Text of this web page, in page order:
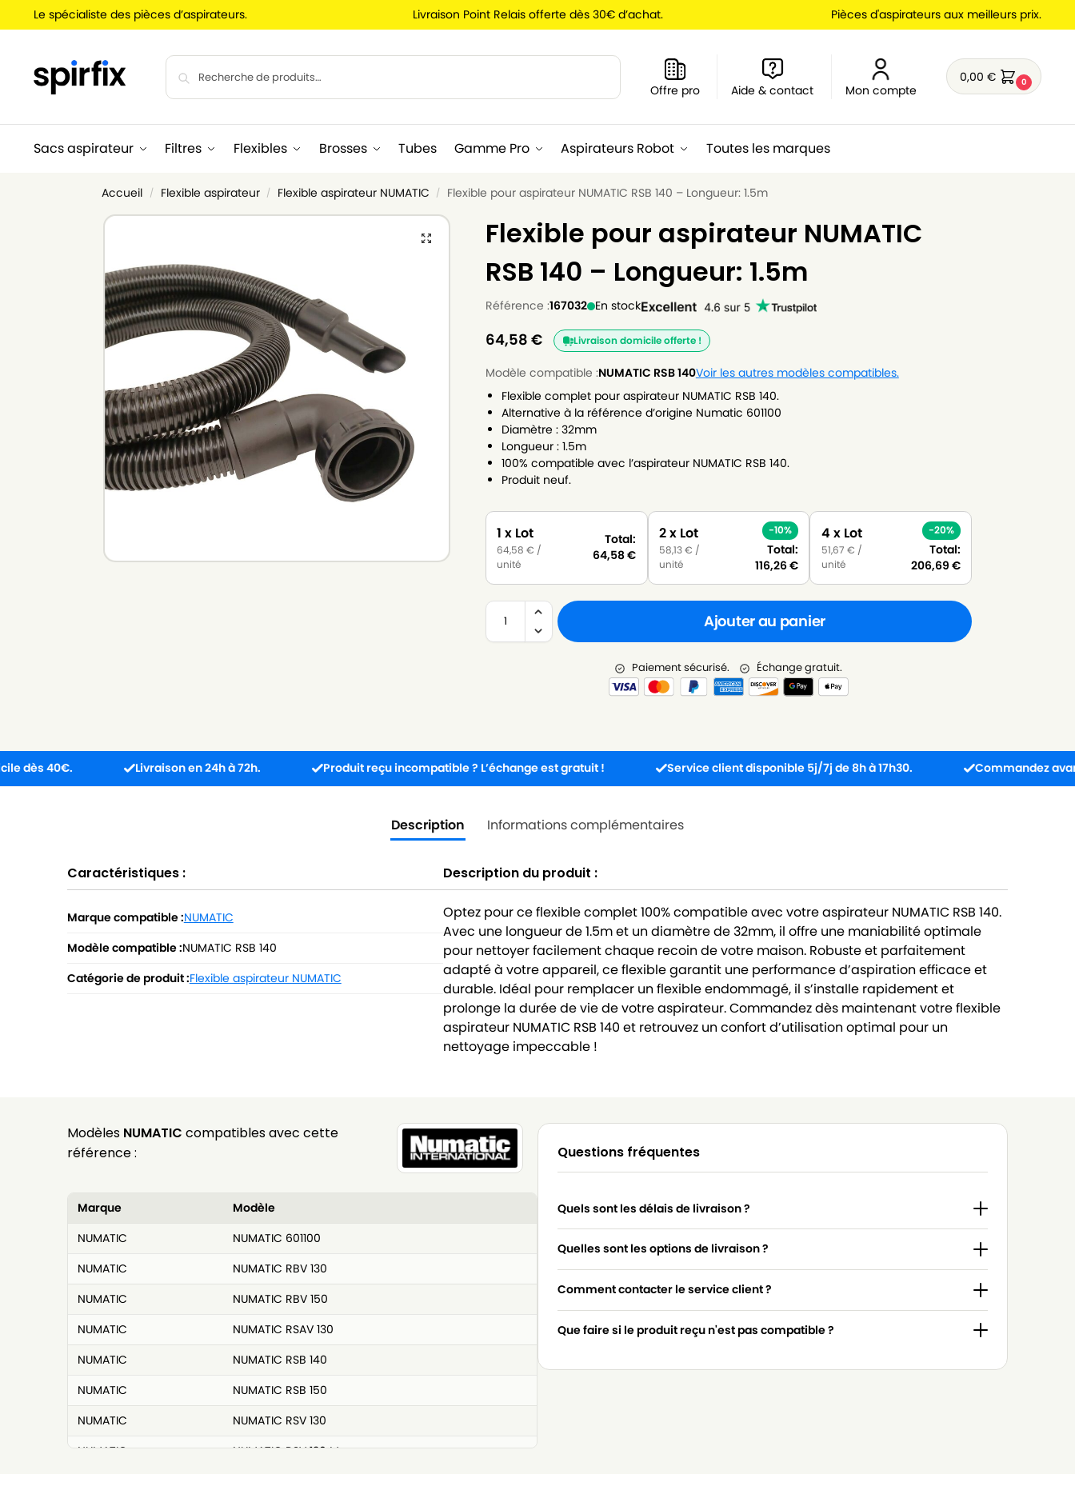
Le spécialiste des pièces d’aspirateurs. Livraison Point Relais offerte dès 30€ d’achat. Pièces d'aspirateurs aux meilleurs prix.
Offre pro Aide & contact Mon compte
0,00€ 0
Sacs aspirateur Filtres Flexibles Brosses Tubes Gamme Pro Aspirateurs Robot Toutes les marques
Accueil / Flexible aspirateur / Flexible aspirateur NUMATIC / Flexible pour aspirateur NUMATIC RSB 140 – Longueur: 1.5m
Flexible pour aspirateur NUMATIC
RSB 140 – Longueur: 1.5m
Référence :167032 En stock
64,58 € Livraison domicile offerte !
Modèle compatible :NUMATIC RSB 140Voir les autres modèles compatibles.
Flexible complet pour aspirateur NUMATIC RSB 140.
Alternative à la référence d’origine Numatic 601100
Diamètre : 32mm
Longueur : 1.5m
100% compatible avec l’aspirateur NUMATIC RSB 140.
Produit neuf.
1 x Lot
64,58€ /
unité
Total:
64,58€
2 x Lot
58,13€ /
unité
-10%
Total:
116,26€
4 x Lot
51,67 € /
unité
-20%
Total:
206,69 €
Ajouter au panier
Paiement sécurisé. Échange gratuit.
Livraison en 24h à 72h. Produit reçu incompatible ? L’échange est gratuit ! Service client disponible 5j/7j de 8h à 17h30. Commandez avant 13h :
Description Informations complémentaires
Caractéristiques :
Marque compatible :NUMATIC
Modèle compatible :NUMATIC RSB 140
Catégorie de produit :Flexible aspirateur NUMATIC
Description du produit :
Optez pour ce flexible complet 100% compatible avec votre aspirateur NUMATIC RSB 140.
Avec une longueur de 1.5m et un diamètre de 32mm, il offre une maniabilité optimale
pour nettoyer facilement chaque recoin de votre maison. Robuste et parfaitement
adapté à votre appareil, ce flexible garantit une performance d’aspiration efficace et
durable. Idéal pour remplacer un flexible endommagé, il s’installe rapidement et
prolonge la durée de vie de votre aspirateur. Commandez dès maintenant votre flexible
aspirateur NUMATIC RSB 140 et retrouvez un confort d’utilisation optimal pour un
nettoyage impeccable !
Modèles NUMATIC compatibles avec cette
référence :
Marque
Modèle
NUMATIC
NUMATIC 601100
NUMATIC
NUMATIC RBV 130
NUMATIC
NUMATIC RBV 150
NUMATIC
NUMATIC RSAV 130
NUMATIC
NUMATIC RSB 140
NUMATIC
NUMATIC RSB 150
NUMATIC
NUMATIC RSV 130
NUMATIC
NUMATIC RSV 130 M
Questions fréquentes
Quels sont les délais de livraison ?
Quelles sont les options de livraison ?
Comment contacter le service client ?
Que faire si le produit reçu n'est pas compatible ?